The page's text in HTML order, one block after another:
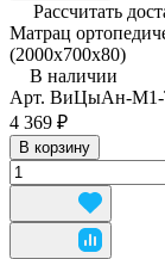
Рассчитать
Матрац
(2000x700x80)
В наличии
Арт. ВиЦыАн-М1-
4 369 ₽
В корзину